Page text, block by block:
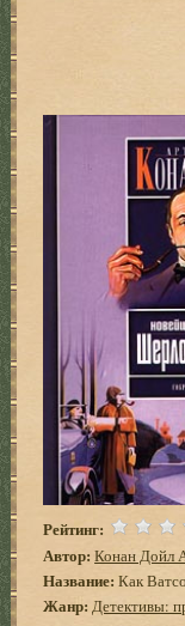
Рейтинг:
Автор: Конан Дойл
Название: Как
Жанр: Детективы: